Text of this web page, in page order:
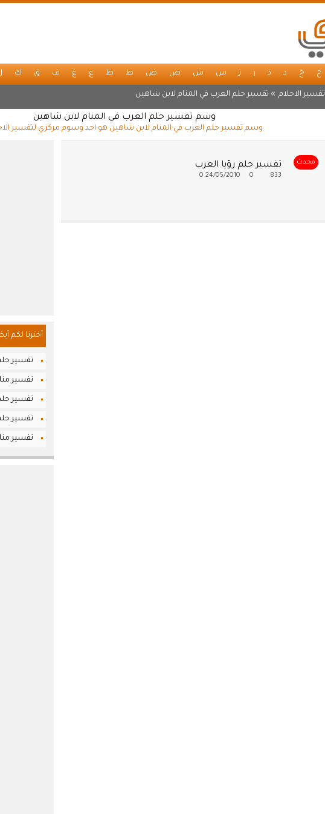
ح خ د ذ ر ز س ش ص ض ط ظ ع غ ف ق ك
تفسير الاحلام » تفسير حلم العرب في المنام لابن شاهين
وسم تفسير حلم العرب في المنام لابن شاهين
وسم تفسير حلم العرب في المنام لابن شاهين هو احد وسوم مركزي لتفسير
محدث تفسير حلم رؤيا العرب
833
24/05/2010
0
أخترنا لكم
تفسير
تفسير
تفسير
تفسير
تفسير